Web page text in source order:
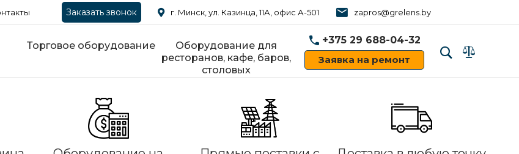
Заказать звонок г. Минск, ул. Казинца, 11А, офис А-501 zapros@grelens.by
Торговое оборудование
Оборудование для
ресторанов, кафе, баров,
столовых
+375 29 688-04-32
Заявка на ремонт